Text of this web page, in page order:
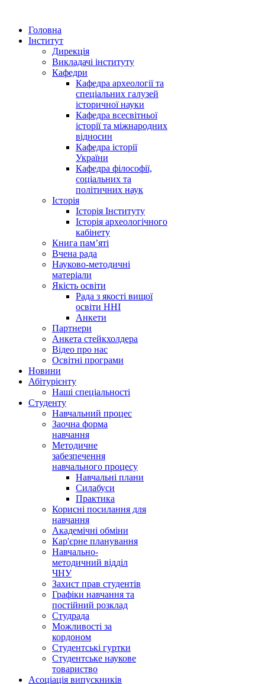
Головна
Інститут
Дирекція
Викладачі інституту
Кафедри
Кафедра археології та
спеціальних галузей
історичної науки
Кафедра всесвітньої
історії та міжнародних
відносин
Кафедра історії
України
Кафедра філософії,
соціальних та
політичних наук
Історія
Історія Інституту
Історія археологічного
кабінету
Книга памʼяті
Вчена рада
Науково-методичні
матеріали
Якість освіти
Рада з якості вищої
освіти ННІ
Анкети
Партнери
Анкета стейкхолдера
Відео про нас
Освітні програми
Hовини
Абітурієнту
Наші спеціальності
Студенту
Навчальний процес
Заочна форма
навчання
Методичне
забезпечення
навчального процесу
Навчальні плани
Силабуси
Практика
Корисні посилання для
навчання
Академічні обміни
Кар'єрне планування
Навчально-
методичний відділ
ЧНУ
Захист прав студентів
Графіки навчання та
постійний розклад
Студрада
Можливості за
кордоном
Студентські гуртки
Студентське наукове
товариство
Асоціація випускників